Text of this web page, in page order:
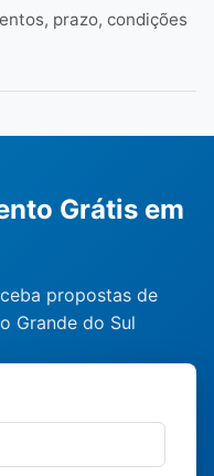
prazo, condições
Grátis em
propostas de
Grande do Sul